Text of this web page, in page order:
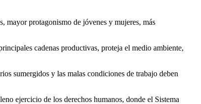
mayor protagonismo de jóvenes y mujeres, más
cadenas productivas, proteja el medio ambiente,
sumergidos y las malas condiciones de trabajo deben
ejercicio de los derechos humanos, donde el Sistema